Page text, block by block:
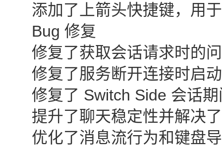
添加了上箭头快捷键，用于
Bug 修复
修复了获取会话请求时的
修复了服务断开连接时启动
修复了 Switch Side 会话期
提升了聊天稳定性并解决了
优化了消息流行为和键盘